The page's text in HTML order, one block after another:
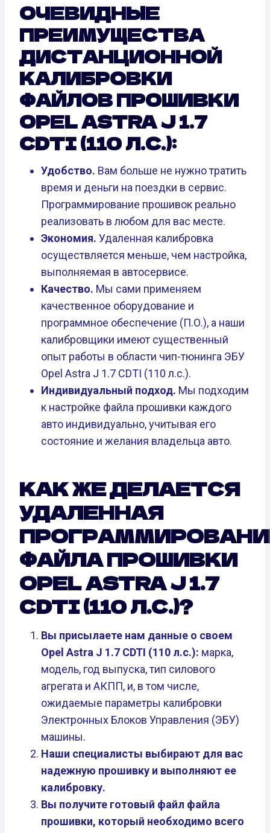
ОЧЕВИДНЫЕ
ПРЕИМУЩЕСТВА
ДИСТАНЦИОННОЙ
КАЛИБРОВКИ
ФАЙЛОВ ПРОШИВКИ
OPEL ASTRA J 1.7
CDTI (110 Л.С.):
Удобство. Вам больше не нужно тратить
время и деньги на поездки в сервис.
Программирование прошивок реально
реализовать в любом для вас месте.
Экономия. Удаленная калибровка
осуществляется меньше, чем настройка,
выполняемая в автосервисе.
Качество. Мы сами применяем
качественное оборудование и
программное обеспечение (П.О.), а наши
калибровщики имеют существенный
опыт работы в области чип-тюнинга ЭБУ
Opel Astra J 1.7 CDTI (110 л.с.).
Индивидуальный подход. Мы подходим
к настройке файла прошивки каждого
авто индивидуально, учитывая его
состояние и желания владельца авто.
КАК ЖЕ ДЕЛАЕТСЯ
УДАЛЕННАЯ
ФАЙЛА ПРОШИВКИ
OPEL ASTRA J 1.7
CDTI (110 Л.С.)?
Вы присылаете нам данные о своем
Opel Astra J 1.7 CDTI (110 л.с.): марка,
модель, год выпуска, тип силового
агрегата и АКПП, и, в том числе,
ожидаемые параметры калибровки
Электронных Блоков Управления (ЭБУ)
машины.
Наши специалисты выбирают для вас
надежную прошивку и выполняют ее
калибровку.
Вы получите готовый файл файла
прошивки, который необходимо всего